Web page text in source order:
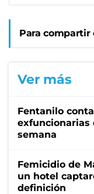
Para compartir
Ver más
Fentanilo
exfuncionarias
semana
Femicidio de
un hotel
definición